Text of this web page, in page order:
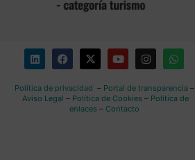
Política de privacidad – Portal de transparencia–
Aviso Legal – Política de Cookies – Política de
enlaces – Contacto